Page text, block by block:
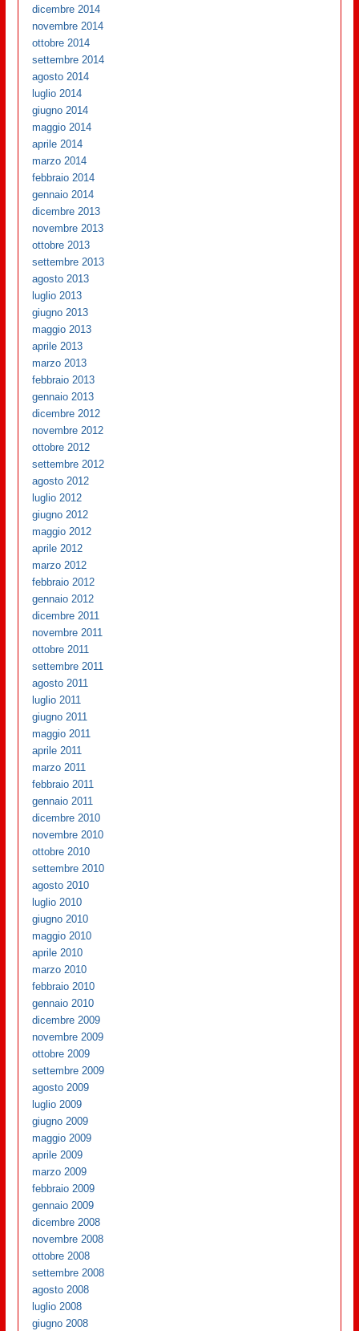
dicembre 2014
novembre 2014
ottobre 2014
settembre 2014
agosto 2014
luglio 2014
giugno 2014
maggio 2014
aprile 2014
marzo 2014
febbraio 2014
gennaio 2014
dicembre 2013
novembre 2013
ottobre 2013
settembre 2013
agosto 2013
luglio 2013
giugno 2013
maggio 2013
aprile 2013
marzo 2013
febbraio 2013
gennaio 2013
dicembre 2012
novembre 2012
ottobre 2012
settembre 2012
agosto 2012
luglio 2012
giugno 2012
maggio 2012
aprile 2012
marzo 2012
febbraio 2012
gennaio 2012
dicembre 2011
novembre 2011
ottobre 2011
settembre 2011
agosto 2011
luglio 2011
giugno 2011
maggio 2011
aprile 2011
marzo 2011
febbraio 2011
gennaio 2011
dicembre 2010
novembre 2010
ottobre 2010
settembre 2010
agosto 2010
luglio 2010
giugno 2010
maggio 2010
aprile 2010
marzo 2010
febbraio 2010
gennaio 2010
dicembre 2009
novembre 2009
ottobre 2009
settembre 2009
agosto 2009
luglio 2009
giugno 2009
maggio 2009
aprile 2009
marzo 2009
febbraio 2009
gennaio 2009
dicembre 2008
novembre 2008
ottobre 2008
settembre 2008
agosto 2008
luglio 2008
giugno 2008